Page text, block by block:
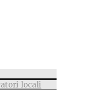
locali